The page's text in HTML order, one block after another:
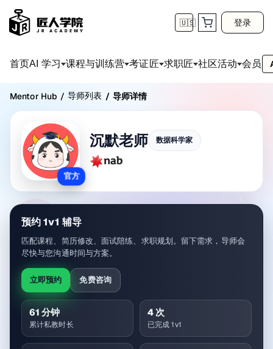
🇺🇸 登录
首页AI 学习 课程与训练营 考证匠 求职匠 社区活动 会员
Mentor Hub / 导师列表 / 导师详情
官方
沉默老师 数据科学家
预约 1v1 辅导
匹配课程、简历修改、面试陪练、求职规划。留下需求，导师会
尽快与您沟通时间与方案。
立即预约 免费咨询
61 分钟
累计私教时长
4次
已完成 1v1